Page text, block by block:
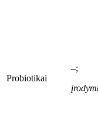
Probiotikai
–;